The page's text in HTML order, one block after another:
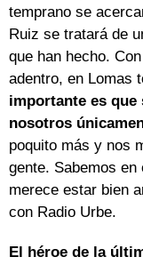
temprano se
Ruiz se tratará de
que han hecho.
adentro, en Lomas
importante es que
nosotros
poquito más y nos
gente. Sabemos
merece estar bien
con Radio Urbe.
El héroe de la